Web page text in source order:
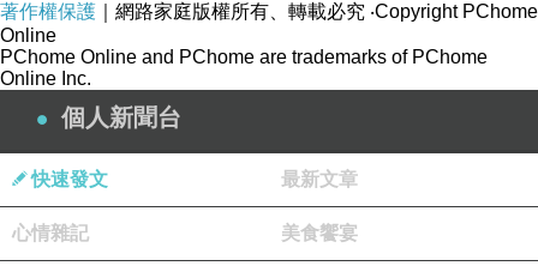
著作權保護 ｜網路家庭版權所有、轉載必究 ‧Copyright PChome
Online
PChome Online and PChome are trademarks of PChome
Online Inc.
個人新聞台
快速發文 最新文章
心情雜記 美食饗宴